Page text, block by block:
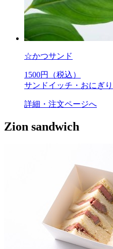
☆かつサンド
1500円（税込）
サンドイッチ・おにぎり
詳細・注文ページへ
Zion sandwich